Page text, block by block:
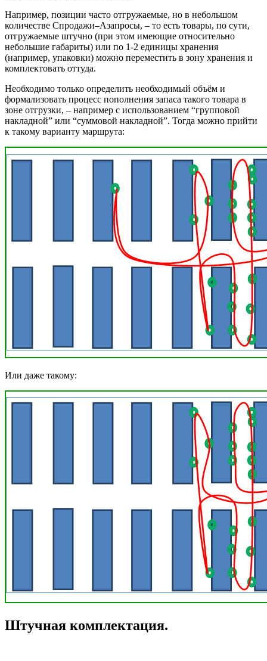
Например, позиции часто отгружаемые, но в небольшом
количестве Спродажи–Азапросы, – то есть товары, по сути,
отгружаемые штучно (при этом имеющие относительно
небольшие габариты) или по 1-2 единицы хранения
(например, упаковки) можно переместить в зону хранения и
комплектовать оттуда.
Необходимо только определить необходимый объём и
формализовать процесс пополнения запаса такого товара в
зоне отгрузки, – например с использованием “групповой
накладной” или “суммовой накладной”. Тогда можно прийти
к такому варианту маршрута:
Или даже такому:
Штучная комплектация.